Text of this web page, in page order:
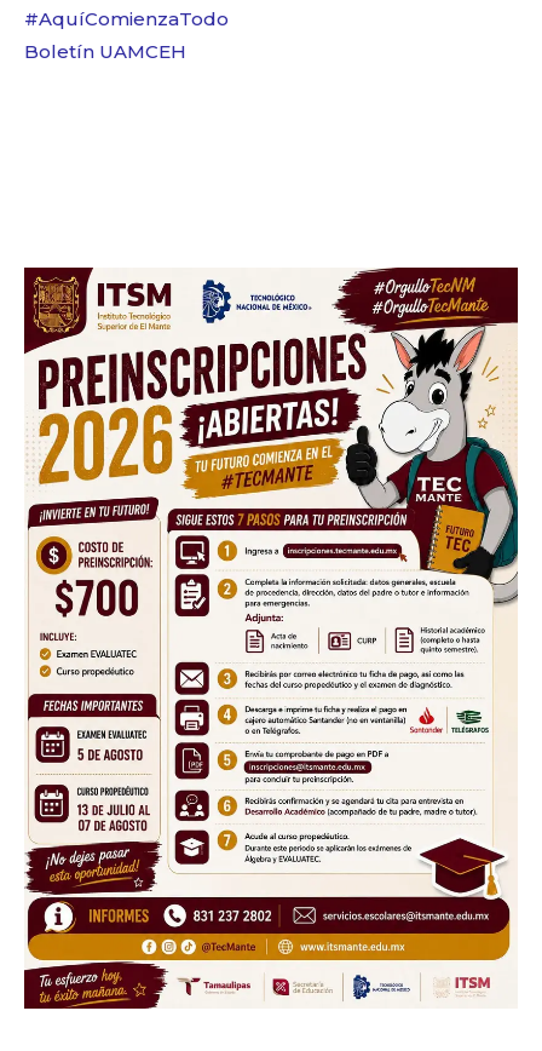
Don't miss
out!
Sing up for our newsletter
to stay in the loop.
SUBSCRIBE
#AquíComienzaTodo
Boletín UAMCEH